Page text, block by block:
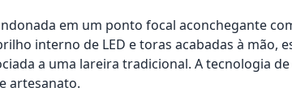
em um ponto focal aconchegante
interno de LED e toras acabadas à mão,
a uma lareira tradicional. A tecnologia
artesanato.